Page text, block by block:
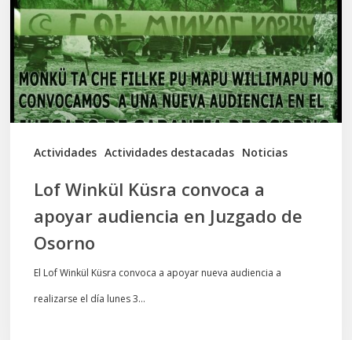
Actividades Actividades destacadas Noticias
a
apoyar
audiencia
en
Juzgado
Lof Winkül Küsra convoca a
apoyar audiencia en Juzgado de
Osorno
El Lof Winkül Küsra convoca a apoyar nueva audiencia a
realizarse el día lunes 3…